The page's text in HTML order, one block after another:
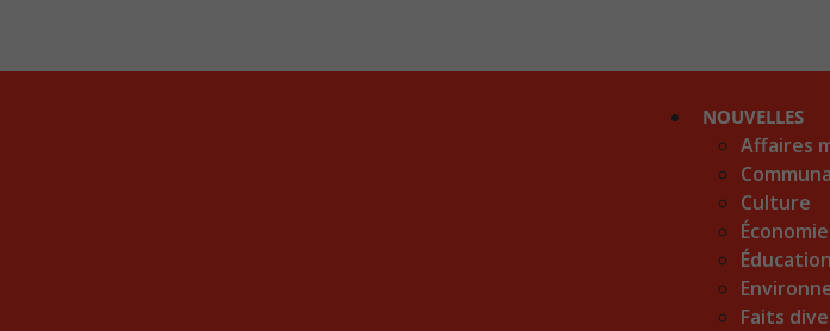
NOUVELLES
Affaires
Culture
Économie
Éducation
Faits